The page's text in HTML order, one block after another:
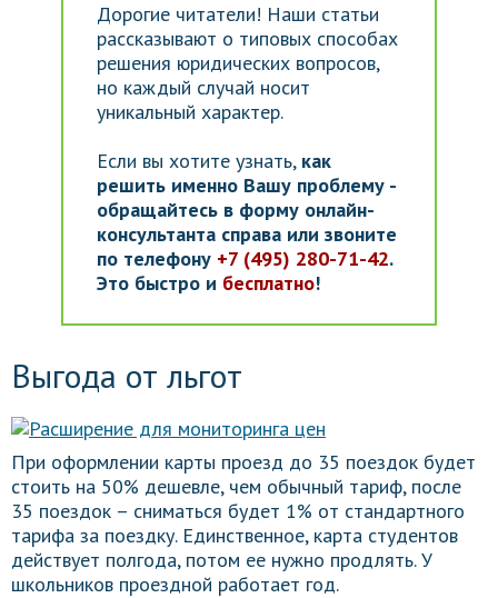
Дорогие читатели! Наши статьи
рассказывают о типовых способах
решения юридических вопросов,
но каждый случай носит
уникальный характер.
Если вы хотите узнать, как
решить именно Вашу проблему -
обращайтесь в форму онлайн-
консультанта справа или звоните
по телефону +7 (495) 280-71-42.
Это быстро и бесплатно!
Выгода от льгот
При оформлении карты проезд до 35 поездок будет
стоить на 50% дешевле, чем обычный тариф, после
35 поездок – сниматься будет 1% от стандартного
тарифа за поездку. Единственное, карта студентов
действует полгода, потом ее нужно продлять. У
школьников проездной работает год.